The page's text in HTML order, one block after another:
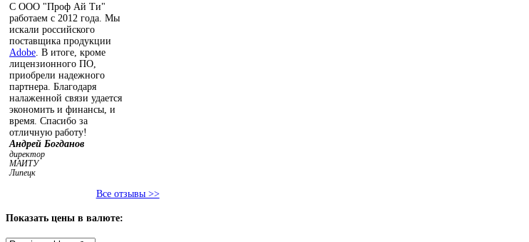
С ООО "Проф Ай Ти"
работаем с 2012 года. Мы
искали российского
поставщика продукции
Adobe . В итоге, кроме
лицензионного ПО,
приобрели надежного
партнера. Благодаря
налаженной связи удается
экономить и финансы, и
время. Спасибо за
отличную работу!
Андрей Богданов
директор
МАИТУ
Липецк
Все отзывы >>
Показать цены в валюте: